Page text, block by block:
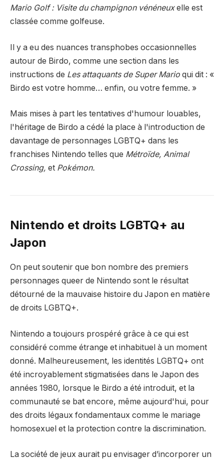
Mario Golf : Visite du champignon vénéneuxelle est
classée comme golfeuse.
Il y a eu des nuances transphobes occasionnelles
autour de Birdo, comme une section dans les
instructions de Les attaquants de Super Mario qui dit : «
Birdo est votre homme… enfin, ou votre femme. »
Mais mises à part les tentatives d'humour louables,
l'héritage de Birdo a cédé la place à l'introduction de
davantage de personnages LGBTQ+ dans les
franchises Nintendo telles que Métroïde, Animal
Crossing, et Pokémon.
Nintendo et droits LGBTQ+ au
Japon
On peut soutenir que bon nombre des premiers
personnages queer de Nintendo sont le résultat
détourné de la mauvaise histoire du Japon en matière
de droits LGBTQ+.
Nintendo a toujours prospéré grâce à ce qui est
considéré comme étrange et inhabituel à un moment
donné. Malheureusement, les identités LGBTQ+ ont
été incroyablement stigmatisées dans le Japon des
années 1980, lorsque le Birdo a été introduit, et la
communauté se bat encore, même aujourd'hui, pour
des droits légaux fondamentaux comme le mariage
homosexuel et la protection contre la discrimination.
La société de jeux aurait pu envisager d’incorporer un